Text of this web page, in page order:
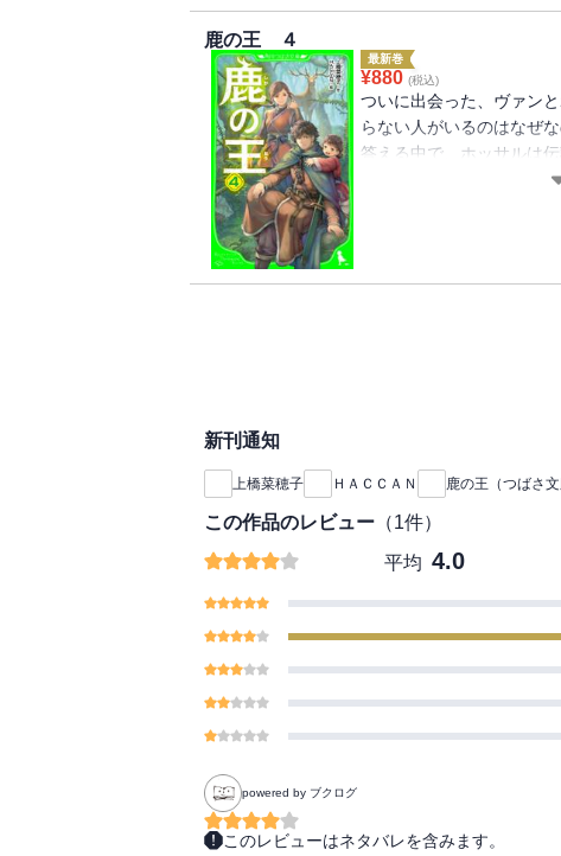
鹿の王 ４
最新巻
¥880 (税込)
ついに出会った、ヴァン
らない人がいるのはなぜ
答える中で、ホッサルは
と気づく。そのころオー
★★★】
新刊通知
上橋菜穂子 ＨＡＣＣＡＮ 鹿の王（つばさ文
この作品のレビュー （1件）
平均 4.0
powered by ブクログ
このレビューはネタバレを含みます。